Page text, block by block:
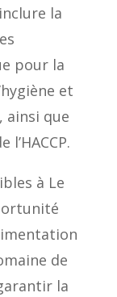
la
pour la
et
ainsi que
à Le
de
la